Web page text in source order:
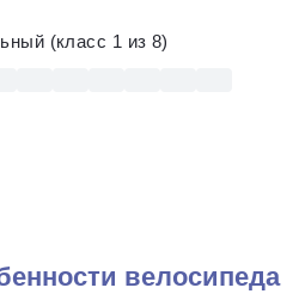
(класс 1 из 8)
велосипеда